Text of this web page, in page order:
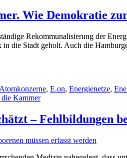
Wie Demokratie
Rekommunalisierung der
die Stadt geholt. Auch die
Atomkonzerne, E.on, Energienetze,
Kammer
– Fehlbildungen